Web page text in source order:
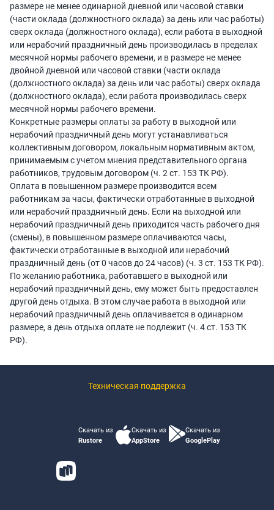
размере не менее одинарной дневной или часовой ставки
(части оклада (должностного оклада) за день или час работы)
сверх оклада (должностного оклада), если работа в выходной
или нерабочий праздничный день производилась в пределах
месячной нормы рабочего времени, и в размере не менее
двойной дневной или часовой ставки (части оклада
(должностного оклада) за день или час работы) сверх оклада
(должностного оклада), если работа производилась сверх
месячной нормы рабочего времени.
Конкретные размеры оплаты за работу в выходной или
нерабочий праздничный день могут устанавливаться
коллективным договором, локальным нормативным актом,
принимаемым с учетом мнения представительного органа
работников, трудовым договором (ч. 2 ст. 153 ТК РФ).
Оплата в повышенном размере производится всем
работникам за часы, фактически отработанные в выходной
или нерабочий праздничный день. Если на выходной или
нерабочий праздничный день приходится часть рабочего дня
(смены), в повышенном размере оплачиваются часы,
фактически отработанные в выходной или нерабочий
праздничный день (от 0 часов до 24 часов) (ч. 3 ст. 153 ТК РФ).
По желанию работника, работавшего в выходной или
нерабочий праздничный день, ему может быть предоставлен
другой день отдыха. В этом случае работа в выходной или
нерабочий праздничный день оплачивается в одинарном
размере, а день отдыха оплате не подлежит (ч. 4 ст. 153 ТК
РФ).
Техническая поддержка
Скачать из
Rustore
Скачать из
AppStore
Скачать из
GooglePlay